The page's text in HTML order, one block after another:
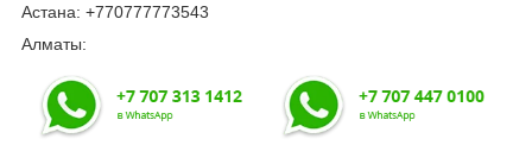
Астана: +770777773543
Алматы: